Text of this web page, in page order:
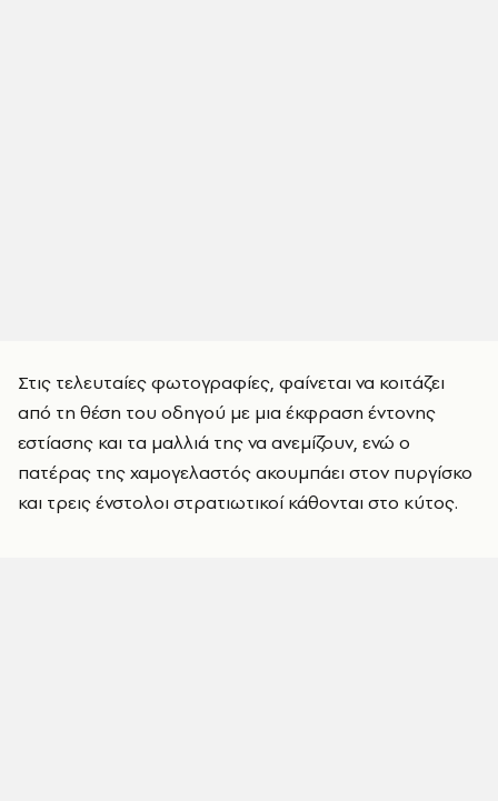
Στις τελευταίες φωτογραφίες, φαίνεται να κοιτάζει
από τη θέση του οδηγού με μια έκφραση έντονης
εστίασης και τα μαλλιά της να ανεμίζουν, ενώ ο
πατέρας της χαμογελαστός ακουμπάει στον πυργίσκο
και τρεις ένστολοι στρατιωτικοί κάθονται στο κύτος.